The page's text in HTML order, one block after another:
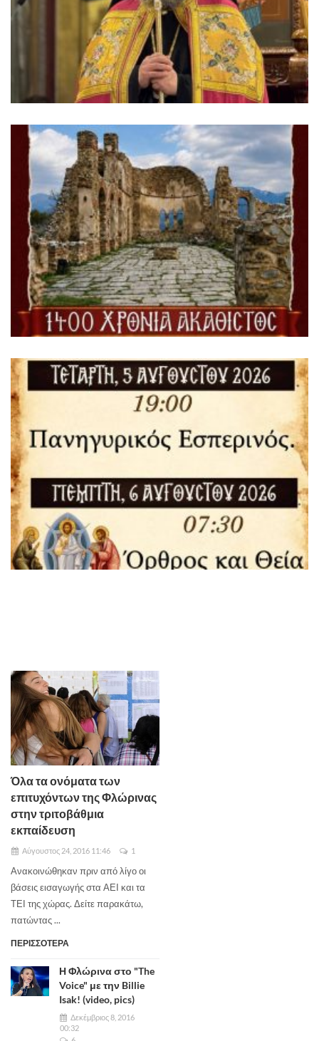
Όλα τα ονόματα των
επιτυχόντων της Φλώρινας
στην τριτοβάθμια
εκπαίδευση
Αύγουστος 24, 2016 11:46 1
Ανακοινώθηκαν πριν από λίγο οι
βάσεις εισαγωγής στα ΑΕΙ και τα
ΤΕΙ της χώρας. Δείτε παρακάτω,
πατώντας ...
ΠΕΡΙΣΣΟΤΕΡΑ
Η Φλώρινα στο "The
Voice" με την Billie
Isak! (video, pics)
Δεκέμβριος 8, 2016
00:32